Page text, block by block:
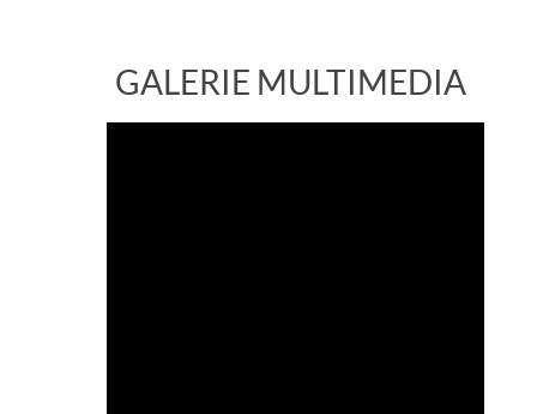
GALERIE MULTIMEDIA